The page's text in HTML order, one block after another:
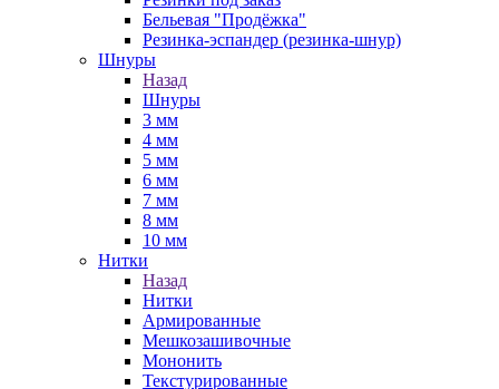
Бельевая "Продёжка"
Резинка-эспандер (резинка-шнур)
Шнуры
Назад
Шнуры
3 мм
4 мм
5 мм
6 мм
7 мм
8 мм
10 мм
Нитки
Назад
Нитки
Армированные
Мешкозашивочные
Мононить
Текстурированные